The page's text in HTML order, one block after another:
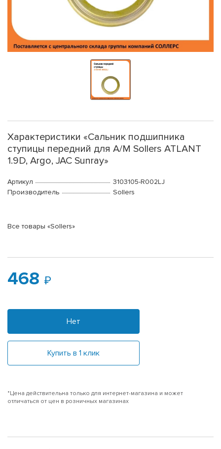
Характеристики «Сальник подшипника
ступицы передний для А/М Sollers ATLANT
1.9D, Argo, JAC Sunray»
Артикул
3103105-R002LJ
Производитель
Sollers
Все товары «Sollers»
468
Нет
Купить в 1 клик
*Цена действительна только для интернет-магазина и может
отличаться от цен в розничных магазинах